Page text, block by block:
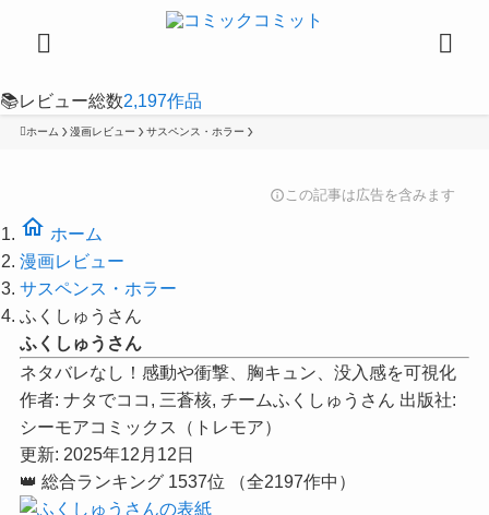
📚レビュー総数2,197作品
ホーム 漫画レビュー サスペンス・ホラー
infoこの記事は広告を含みます
home ホーム
漫画レビュー
サスペンス・ホラー
ふくしゅうさん
ふくしゅうさん
ネタバレなし！感動や衝撃、胸キュン、没入感を可視化
作者: ナタでココ, 三蒼核, チームふくしゅうさん 出版社:
シーモアコミックス（トレモア）
更新: 2025年12月12日
👑 総合ランキング 1537位 （全2197作中）